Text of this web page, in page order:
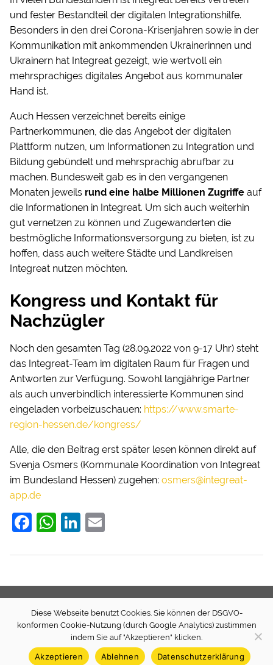
und fester Bestandteil der digitalen Integrationshilfe.
Besonders in den drei Corona-Krisenjahren sowie in der
Kommunikation mit ankommenden Ukrainerinnen und
Ukrainern hat Integreat gezeigt, wie wertvoll ein
mehrsprachiges digitales Angebot aus kommunaler
Hand ist.
Auch Hessen verzeichnet bereits einige
Partnerkommunen, die das Angebot der digitalen
Plattform nutzen, um Informationen zu Integration und
Bildung gebündelt und mehrsprachig abrufbar zu
machen. Bundesweit gab es in den vergangenen
Monaten jeweils rund eine halbe Millionen Zugriffe auf
die Informationen in Integreat. Um sich auch weiterhin
gut vernetzen zu können und Zugewanderten die
bestmögliche Informationsversorgung zu bieten, ist zu
hoffen, dass auch weitere Städte und Landkreisen
Integreat nutzen möchten.
Kongress und Kontakt für
Nachzügler
Noch den gesamten Tag (28.09.2022 von 9-17 Uhr) steht
das Integreat-Team im digitalen Raum für Fragen und
Antworten zur Verfügung. Sowohl langjährige Partner
als auch unverbindlich interessierte Kommunen sind
eingeladen vorbeizuschauen: https://www.smarte-
region-hessen.de/kongress/
Alle, die den Beitrag erst später lesen können direkt auf
Svenja Osmers (Kommunale Koordination von Integreat
im Bundesland Hessen) zugehen: osmers@integreat-
app.de
F
c
e
b
o
k
W
at
s
A
p
Li
k
e
dI
n
ai
l
Newsletter Presse Transparenz (extern)
Spenden
Quellcode
Impressum Datenschutz
Diese Webseite benutzt Cookies. Sie können der DSGVO-
konformen Cookie-Nutzung (durch Google Analytics) zustimmen
indem Sie auf "Akzeptieren" klicken.
Akzeptieren Ablehnen Datenschutzerklärung